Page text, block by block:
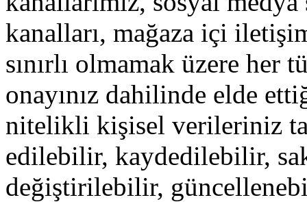
kanalları, mağaza içi
sınırlı olmamak üzere her
onayınız dahilinde elde
nitelikli kişisel verileriniz
edilebilir, kaydedilebilir,
değiştirilebilir,